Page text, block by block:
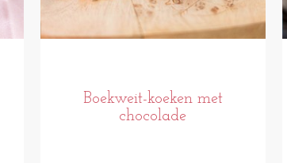
Boekweit-koeken met
chocolade